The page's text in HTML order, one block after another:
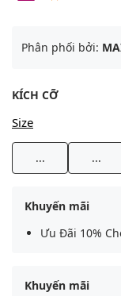
Phân phối bởi:
KÍCH CỠ
Size
... ...
Khuyến mãi
Ưu Đãi 10%
Khuyến mãi